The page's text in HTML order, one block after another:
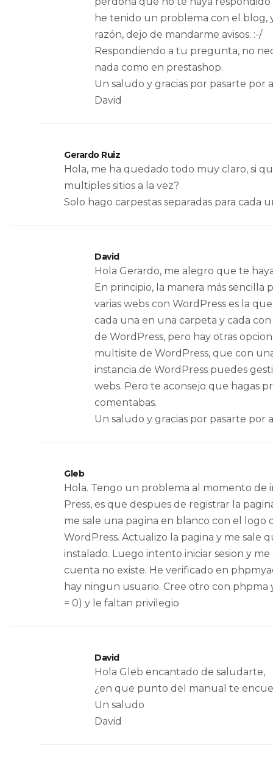
he tenido un problema con el blog,
razón, dejo de mandarme avisos. :-/
Respondiendo a tu pregunta, no
nada como en prestashop.
Un saludo y gracias por pasarte por
David
Gerardo Ruiz
Hola, me ha quedado todo muy claro, si
multiples sitios a la vez?
Solo hago carpestas separadas para cada
David
Hola Gerardo, me alegro que te
En principio, la manera más sencilla
varias webs con WordPress es la
cada una en una carpeta y cada
de WordPress, pero hay otras
multisite de WordPress, que con
instancia de WordPress puedes
webs. Pero te aconsejo que hagas
comentabas.
Un saludo y gracias por pasarte por
Gleb
Hola. Tengo un problema al momento de
Press, es que despues de registrar la
me sale una pagina en blanco con el logo
WordPress. Actualizo la pagina y me sale
instalado. Luego intento iniciar sesion y me
cuenta no existe. He verificado en
hay ningun usuario. Cree otro con phpma
= 0) y le faltan privilegio
David
Hola Gleb encantado de saludarte,
¿en que punto del manual te
Un saludo
David